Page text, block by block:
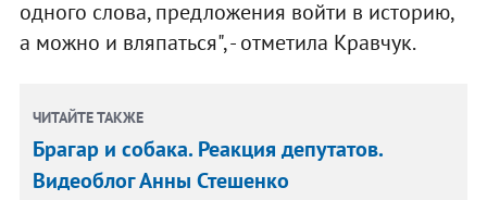
одного слова, предложения войти в историю,
а можно и вляпаться", - отметила Кравчук.
ЧИТАЙТЕ ТАКЖЕ
Брагар и собака. Реакция депутатов.
Видеоблог Анны Стешенко